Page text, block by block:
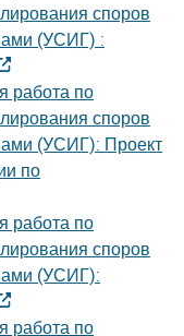
споров
(УСИГ) :
работа по
споров
(УСИГ): Проект
по
работа по
споров
(УСИГ):
работа по